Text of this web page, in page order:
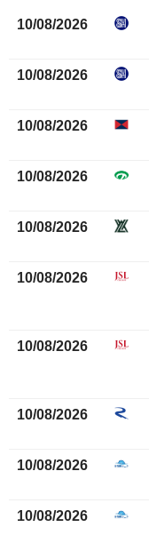
10/08/2026
10/08/2026
10/08/2026
10/08/2026
10/08/2026
10/08/2026
10/08/2026
10/08/2026
10/08/2026
10/08/2026